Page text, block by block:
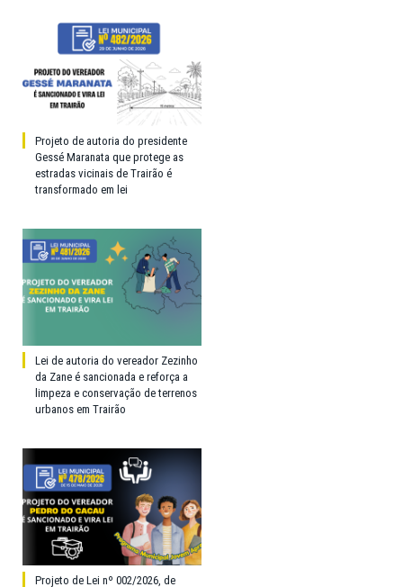
Projeto de autoria do presidente
Gessé Maranata que protege as
estradas vicinais de Trairão é
transformado em lei
Lei de autoria do vereador Zezinho
da Zane é sancionada e reforça a
limpeza e conservação de terrenos
urbanos em Trairão
Projeto de Lei nº 002/2026, de